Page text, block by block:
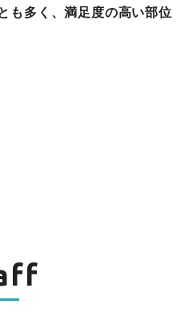
も多く、満足度の高い部位